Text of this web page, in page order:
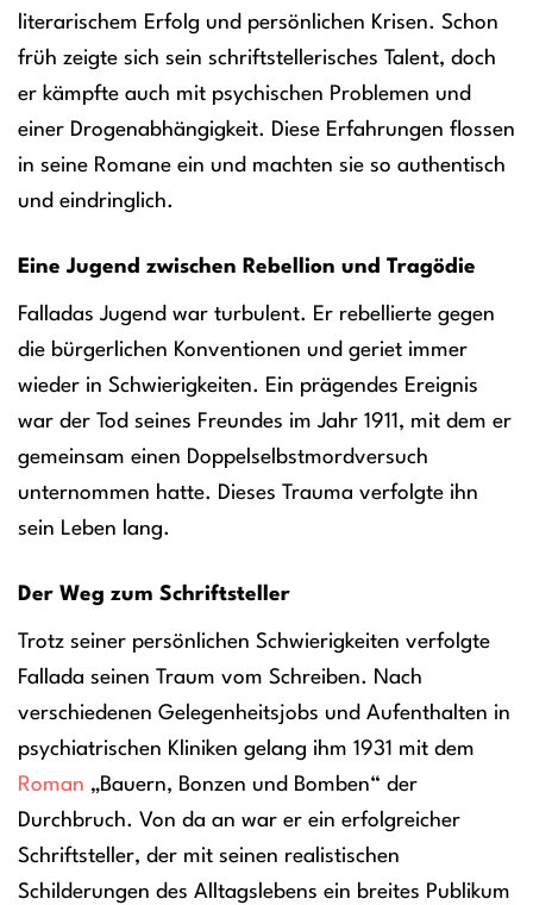
literarischem Erfolg und persönlichen Krisen. Schon
früh zeigte sich sein schriftstellerisches Talent, doch
er kämpfte auch mit psychischen Problemen und
einer Drogenabhängigkeit. Diese Erfahrungen flossen
in seine Romane ein und machten sie so authentisch
und eindringlich.
Eine Jugend zwischen Rebellion und Tragödie
Falladas Jugend war turbulent. Er rebellierte gegen
die bürgerlichen Konventionen und geriet immer
wieder in Schwierigkeiten. Ein prägendes Ereignis
war der Tod seines Freundes im Jahr 1911, mit dem er
gemeinsam einen Doppelselbstmordversuch
unternommen hatte. Dieses Trauma verfolgte ihn
sein Leben lang.
Der Weg zum Schriftsteller
Trotz seiner persönlichen Schwierigkeiten verfolgte
Fallada seinen Traum vom Schreiben. Nach
verschiedenen Gelegenheitsjobs und Aufenthalten in
psychiatrischen Kliniken gelang ihm 1931 mit dem
Roman „Bauern, Bonzen und Bomben“ der
Durchbruch. Von da an war er ein erfolgreicher
Schriftsteller, der mit seinen realistischen
Schilderungen des Alltagslebens ein breites Publikum